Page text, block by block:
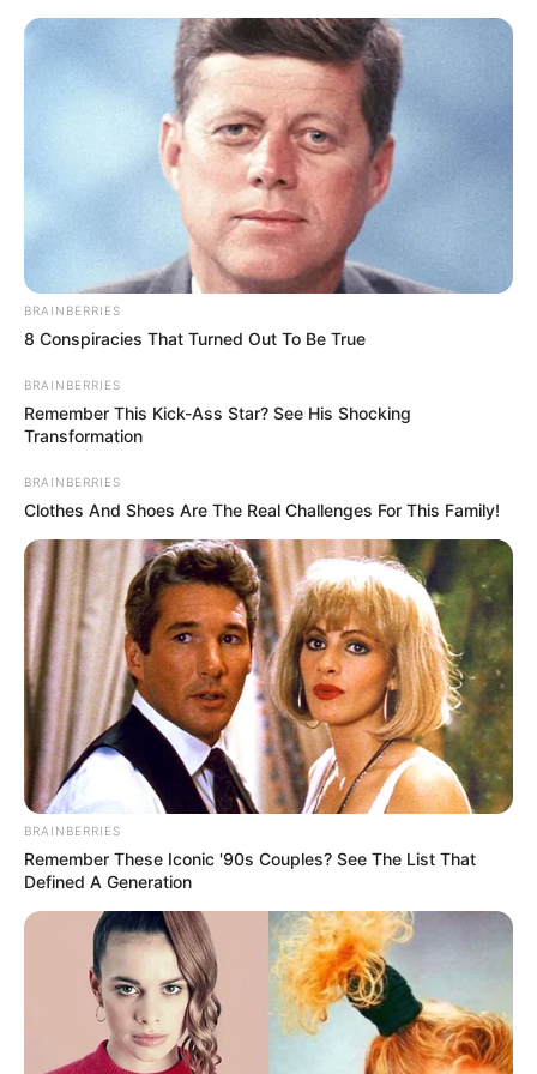
Skip
Flauschiges
Kondensmilchbrot
April 16, 2024 byAnna_Muller
Title: Flauschiges Kondensmilchbrot: Ein Rezept
zum Verlieben
BRAINBERRIES
8 Conspiracies That Turned Out To Be True
BRAINBERRIES
Remember This Kick-Ass Star? See His Shocking
Transformation
BRAINBERRIES
Clothes And Shoes Are The Real Challenges For This Family!
BRAINBERRIES
Remember These Iconic '90s Couples? See The List That
Defined A Generation